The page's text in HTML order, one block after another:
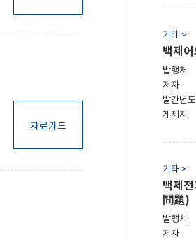
자료카드
기타 >
백제
발행처
저자
발간년도
게제지
기타 >
백제
問題)
발행처
저자